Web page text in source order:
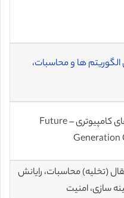
ها و محاسبات،
نسل آینده سیستم های کامپیوتری – Future
Generation
(تخلیه) محاسبات، رایانش